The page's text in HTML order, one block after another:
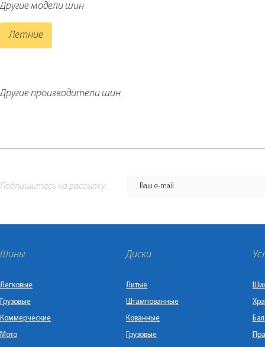
Другие модели шин
Летние
Другие производители шин
Подпишитесь на рассылку:
Шины
Легковые
Грузовые
Коммерческие
Мото
Диски
Литые
Штампованные
Кованные
Грузовые